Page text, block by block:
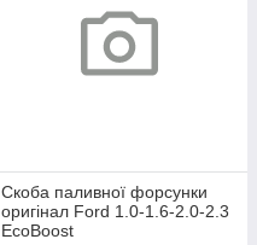
Скоба паливної форсунки
оригінал Ford 1.0-1.6-2.0-2.3
EcoBoost